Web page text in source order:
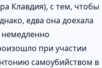
Клавдия), с тем, чтобы
едва она доехала
при участии
самоубийством в